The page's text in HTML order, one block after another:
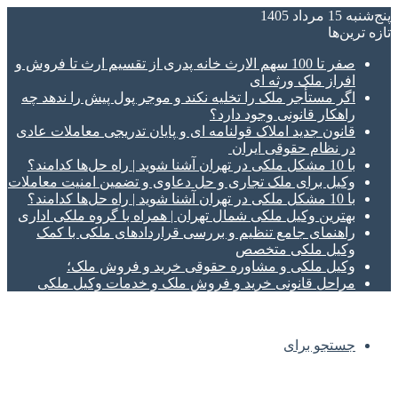
پنج‌شنبه 15 مرداد 1405
تازه‌ ترین‌ها
صفر تا 100 سهم الارث خانه پدری از تقسیم ارث تا فروش و
افراز ملک ورثه ای
اگر مستأجر ملک را تخلیه نکند و موجر پول پیش را ندهد چه
راهکار قانونی وجود دارد؟
قانون جدید املاک قولنامه ای و پایان تدریجی معاملات عادی
در نظام حقوقی ایران
با 10 مشکل ملکی در تهران آشنا شوید | راه حل‌ها کدامند؟
وکیل برای ملک تجاری و حل دعاوی و تضمین امنیت معاملات
با 10 مشکل ملکی در تهران آشنا شوید | راه حل‌ها کدامند؟
بهترین وکیل ملکی شمال تهران | همراه با گروه ملکی اداری
راهنمای جامع تنظیم و بررسی قراردادهای ملکی با کمک
وکیل ملکی متخصص
وکیل ملکی و مشاوره حقوقی خرید و فروش ملک؛
مراحل قانونی خرید و فروش ملک و خدمات وکیل ملکی
جستجو برای